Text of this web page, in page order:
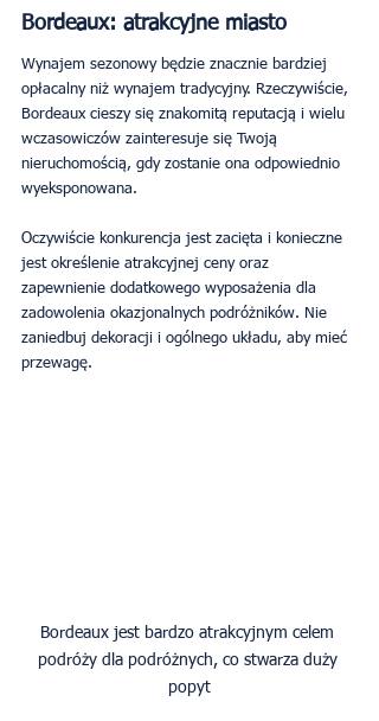
Bordeaux: atrakcyjne miasto
Wynajem sezonowy będzie znacznie bardziej
opłacalny niż wynajem tradycyjny. Rzeczywiście,
Bordeaux cieszy się znakomitą reputacją i wielu
wczasowiczów zainteresuje się Twoją
nieruchomością, gdy zostanie ona odpowiednio
wyeksponowana.
Oczywiście konkurencja jest zacięta i konieczne
jest określenie atrakcyjnej ceny oraz
zapewnienie dodatkowego wyposażenia dla
zadowolenia okazjonalnych podróżników. Nie
zaniedbuj dekoracji i ogólnego układu, aby mieć
przewagę.
Bordeaux jest bardzo atrakcyjnym celem
podróży dla podróżnych, co stwarza duży